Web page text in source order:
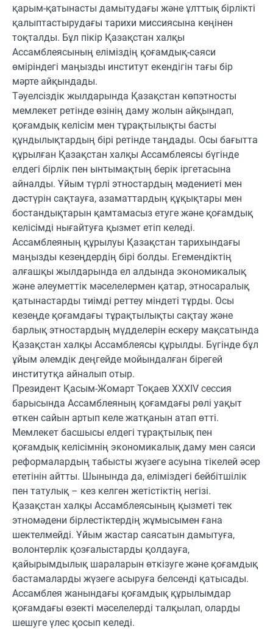
қарым-қатынасты дамытудағы және ұлттық бірлікті
қалыптастырудағы тарихи миссиясына кеңінен
тоқталды. Бұл пікір Қазақстан халқы
Ассамблеясының еліміздің қоғамдық-саяси
өміріндегі маңызды институт екендігін тағы бір
мәрте айқындады.
Тәуелсіздік жылдарында Қазақстан көпэтносты
мемлекет ретінде өзінің даму жолын айқындап,
қоғамдық келісім мен тұрақтылықты басты
құндылықтардың бірі ретінде таңдады. Осы бағытта
құрылған Қазақстан халқы Ассамблеясы бүгінде
елдегі бірлік пен ынтымақтың берік іргетасына
айналды. Ұйым түрлі этностардың мәдениеті мен
дәстүрін сақтауға, азаматтардың құқықтары мен
бостандықтарын қамтамасыз етуге және қоғамдық
келісімді нығайтуға қызмет етіп келеді.
Ассамблеяның құрылуы Қазақстан тарихындағы
маңызды кезеңдердің бірі болды. Егемендіктің
алғашқы жылдарында ел алдында экономикалық
және әлеуметтік мәселелермен қатар, этносаралық
қатынастарды тиімді реттеу міндеті тұрды. Осы
кезеңде қоғамдағы тұрақтылықты сақтау және
барлық этностардың мүдделерін ескеру мақсатында
Қазақстан халқы Ассамблеясы құрылды. Бүгінде бұл
ұйым әлемдік деңгейде мойындалған бірегей
институтқа айналып отыр.
Президент Қасым-Жомарт Тоқаев XXXIV сессия
барысында Ассамблеяның қоғамдағы рөлі уақыт
өткен сайын артып келе жатқанын атап өтті.
Мемлекет басшысы елдегі тұрақтылық пен
қоғамдық келісімнің экономикалық даму мен саяси
реформалардың табысты жүзеге асуына тікелей әсер
ететінін айтты. Шынында да, еліміздегі бейбітшілік
пен татулық – кез келген жетістіктің негізі.
Қазақстан халқы Ассамблеясының қызметі тек
этномәдени бірлестіктердің жұмысымен ғана
шектелмейді. Ұйым жастар саясатын дамытуға,
волонтерлік қозғалыстарды қолдауға,
қайырымдылық шараларын өткізуге және қоғамдық
бастамаларды жүзеге асыруға белсенді қатысады.
Ассамблея жанындағы қоғамдық құрылымдар
қоғамдағы өзекті мәселелерді талқылап, оларды
шешуге үлес қосып келеді.